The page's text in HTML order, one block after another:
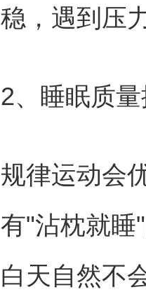
稳，遇到压
2、睡眠质
规律运动会
有"沾枕就睡
白天自然不